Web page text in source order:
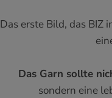
Das erste Bild, das BIZ
Das Garn sollte
sondern eine